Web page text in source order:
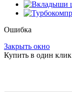
Ошибка
Закрыть окно
Купить в один клик